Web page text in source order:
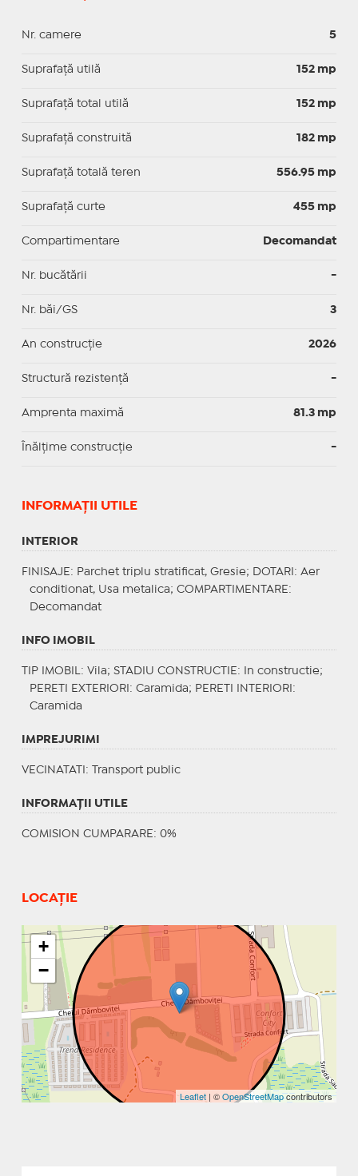
Nr. camere 5
Suprafaţă utilă 152 mp
Suprafaţă total utilă 152 mp
Suprafaţă construită 182 mp
Suprafață totală teren 556.95 mp
Suprafaţă curte 455 mp
Compartimentare Decomandat
Nr. bucătării -
Nr. băi/GS 3
An construcție 2026
Structură rezistență -
Amprenta maximă 81.3 mp
Înălțime construcție -
INFORMAŢII UTILE
INTERIOR
FINISAJE : Parchet triplu stratificat, Gresie; DOTARI : Aer
conditionat, Usa metalica; COMPARTIMENTARE :
Decomandat
INFO IMOBIL
TIP IMOBIL : Vila; STADIU CONSTRUCTIE : In constructie;
PERETI EXTERIORI : Caramida; PERETI INTERIORI :
Caramida
IMPREJURIMI
VECINATATI : Transport public
INFORMAŢII UTILE
COMISION CUMPARARE: 0%
LOCAȚIE
+
−
Leaflet | ©OpenStreetMapcontributors